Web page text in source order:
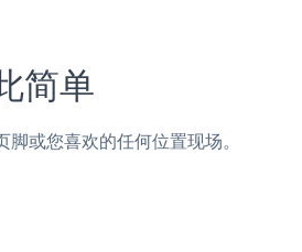
简单
或您喜欢的任何位置现场。